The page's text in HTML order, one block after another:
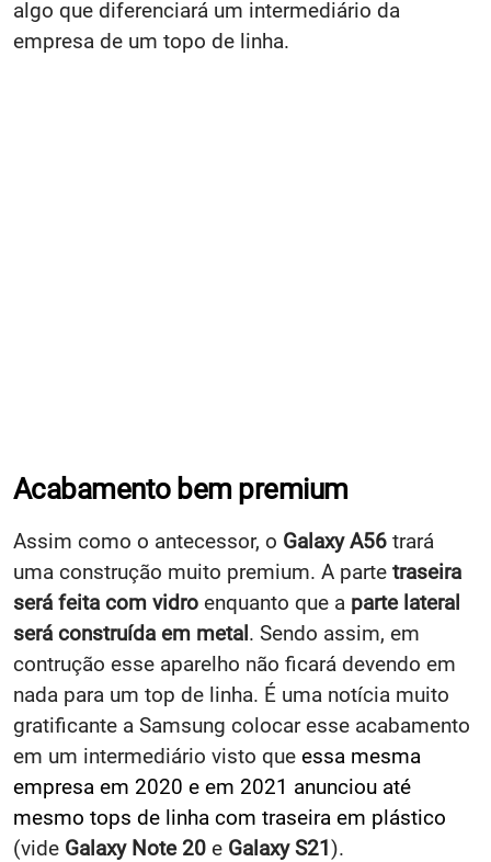
algo que diferenciará um intermediário da
empresa de um topo de linha.
Acabamento bem premium
Assim como o antecessor, o Galaxy A56 trará
uma construção muito premium. A parte traseira
será feita com vidro enquanto que a parte lateral
será construída em metal. Sendo assim, em
contrução esse aparelho não ficará devendo em
nada para um top de linha. É uma notícia muito
gratificante a Samsung colocar esse acabamento
em um intermediário visto que essa mesma
empresa em 2020 e em 2021 anunciou até
mesmo tops de linha com traseira em plástico
(vide Galaxy Note 20 e Galaxy S21).